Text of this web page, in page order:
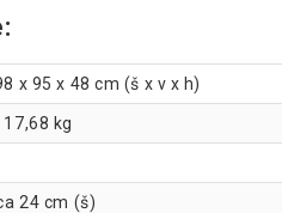
x 95 x 48 cm (š x v x h)
kg
24 cm (š)